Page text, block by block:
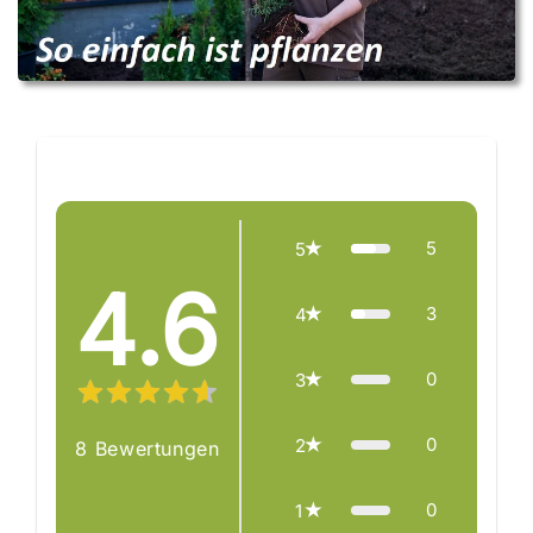
4.6
8 Bewertungen
5 5
4 3
3 0
2 0
1 0